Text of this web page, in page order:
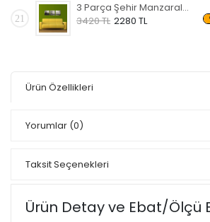
21
3 Parça Şehir Manzaralı Siyah Beyaz Kanvas Tablo
3420 TL 2280 TL
Ürün Özellikleri
Yorumlar (0)
Taksit Seçenekleri
Ürün Detay ve Ebat/Ölçü